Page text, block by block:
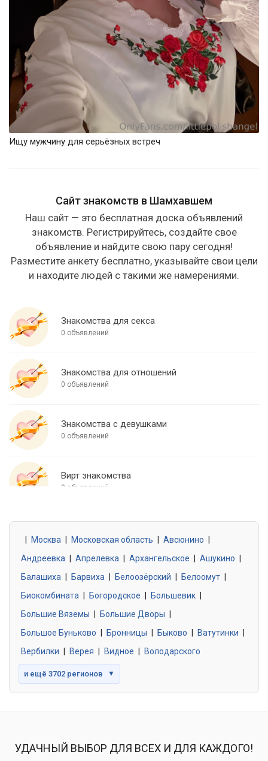
Ищу мужчину для серьёзных встреч
Сайт знакомств в Шамхавшем
Наш сайт — это бесплатная доска объявлений
знакомств. Регистрируйтесь, создайте свое
объявление и найдите свою пару сегодня!
Разместите анкету бесплатно, указывайте свои цели
и находите людей с такими же намерениями.
Знакомства для секса
0 объявлений
Знакомства для отношений
0 объявлений
Знакомства с девушками
0 объявлений
Вирт знакомства
0 объявлений
0 объявлений
Знакомства без обязательств
0 объявлений
Москва Московская область Авсюнино
Андреевка
Апрелевка Архангельское Ашукино
Балашиха
Барвиха Белоозёрский Белоомут
Биокомбината
Богородское Большевик
Большие Вяземы
Большие Дворы
Большое Буньково
Бронницы Быково Ватутинки
Вербилки
Верея Видное Володарского
и ещё 3702 регионов ▼
УДАЧНЫЙ ВЫБОР ДЛЯ ВСЕХ И ДЛЯ КАЖДОГО!